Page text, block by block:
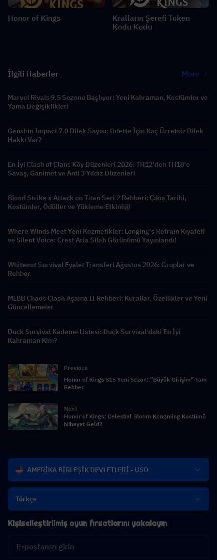
Honor of Kings
Kralların Şerefi Token
Kodu Kodu
İlgili Haberler More
Marvel Rivals 9.5 Sezonu Başlıyor: Yeni Kahraman, Kostümler ve
Yama Değişiklikleri
Genshin Impact 7.0 Dilek Sayısı: Odette İçin Kaç Ücretsiz Dilek
Hakkı Var?
En İyi Clash of Clans Köy Düzenleri 2026: TH12'den TH18'e
Savaş, Ganimet ve Anti 3 Yıldız Düzenleri
Blood Strike x Attack on Titan Seri 2 Rehberi: Çıkış Tarihi,
Kostümler, Ödüller ve Yükleme Etkinliği
Where Winds Meet Yeni Kozmetikler: Longing's Refrain Kıyafeti
ve Silent Voice: Crest Aria Silah Görünümü Yayınlandı!
Whiteout Survival Eyalet Transferi Ağustos 2026: Gruplar ve
Rehber
MLBB Chaos Clash Aşama II Rehberi: Kurallar, Özellikler ve Yeni
Güncellemeler
Duck Survival Kademe Listesi: Duck Survival'daki En İyi
Kahraman Kim?
Previous
Honor of Kings S15 Yeni Sezon: "Büyük Girişim" Tam
Rehber
Next
Honor of Kings: Celestial Bloom Kongming Kostümü
Nihayet Geldi!
AMERİKA BİRLEŞİK DEVLETLERİ - USD
Türkçe
Kişiselleştirilmiş oyun fırsatlarını yakalayın